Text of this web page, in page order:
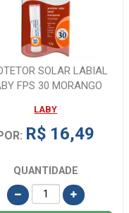
SOLAR LABIAL
FPS 30 MORANGO
LABY
R$ 16,49
QUANTIDADE